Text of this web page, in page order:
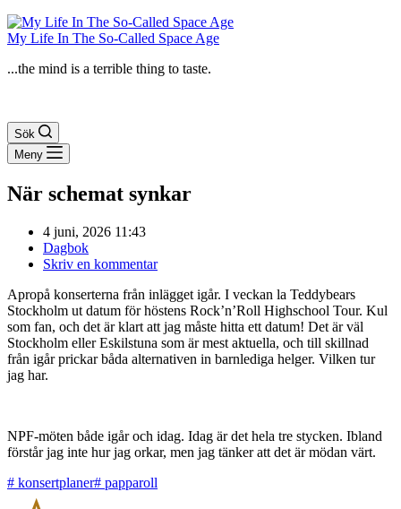
My Life In The So-Called Space Age
...the mind is a terrible thing to taste.
Sök
Meny
När schemat synkar
4 juni, 2026 11:43
Dagbok
Skriv en kommentar
Apropå konserterna från inlägget igår. I veckan la Teddybears
Stockholm ut datum för höstens Rock’n’Roll Highschool Tour. Kul
som fan, och det är klart att jag måste hitta ett datum! Det är väl
Stockholm eller Eskilstuna som är mest aktuella, och till skillnad
från igår prickar båda alternativen in barnlediga helger. Vilken tur
jag har.
NPF-möten både igår och idag. Idag är det hela tre stycken. Ibland
förstår jag inte hur jag orkar, men jag tänker att det är mödan värt.
# konsertplaner# papparoll